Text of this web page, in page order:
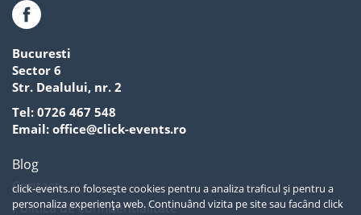
click-events.ro folosește cookies pentru a analiza traficul și pentru a
personaliza experiența web. Continuând vizita pe site sau facând click
Bucuresti
Sector 6
Str. Dealului, nr. 2
Tel: 0726 467 548
Email: office@click-events.ro
Blog
Contact
Politica de confidentialitate